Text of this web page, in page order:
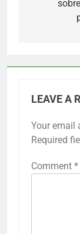
LEAVE A
Your email
Required
Comment *